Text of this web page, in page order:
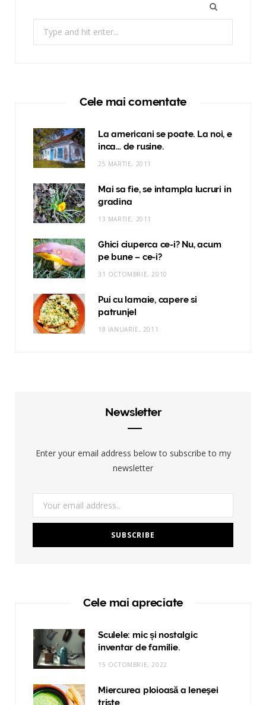
Cele mai comentate
La americani se poate. La noi, e
inca… de rusine.
25 MARTIE, 2011
Mai sa fie, se intampla lucruri in
gradina
13 MARTIE, 2011
Ghici ciuperca ce-i? Nu, acum
pe bune – ce-i?
31 OCTOMBRIE, 2010
Pui cu lamaie, capere si
patrunjel
18 IANUARIE, 2011
Newsletter
Enter your email address below to subscribe to my
newsletter
Cele mai apreciate
Sculele: mic și nostalgic
inventar de familie.
15 OCTOMBRIE, 2022
Miercurea ploioasă a leneşei
triste